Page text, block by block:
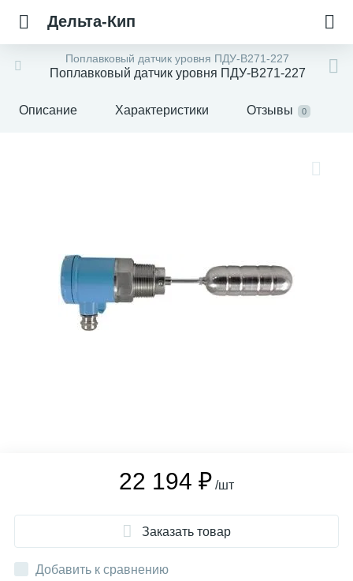
Дельта-Кип
Поплавковый датчик уровня ПДУ-В271-227
Поплавковый датчик уровня ПДУ-В271-227
Описание Характеристики Отзывы 0
22 194 ₽ /шт
Заказать товар
Добавить к сравнению